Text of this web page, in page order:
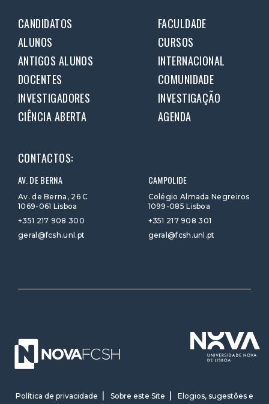
CANDIDATOS
FACULDADE
ALUNOS
CURSOS
ANTIGOS ALUNOS
INTERNACIONAL
DOCENTES
COMUNIDADE
INVESTIGADORES
INVESTIGAÇÃO
CIÊNCIA ABERTA
AGENDA
CONTACTOS:
AV. DE BERNA
Av. de Berna, 26 C
1069-061 Lisboa
+351 217 908 300
geral@fcsh.unl.pt
CAMPOLIDE
Colégio Almada Negreiros
1099-085 Lisboa
+351 217 908 301
geral@fcsh.unl.pt
Política de privacidade Sobre este Site Elogios, sugestões e